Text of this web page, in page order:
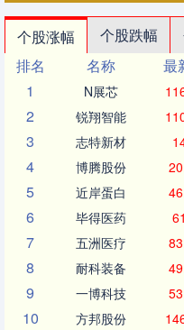
个股涨幅 个股跌幅
排名
名称 最
1
N展芯
2 锐翔智能
3 志特新材
4 博腾股份
5 近岸蛋白
6 毕得医药
7 五洲医疗
8 耐科装备
9 一博科技
10 方邦股份